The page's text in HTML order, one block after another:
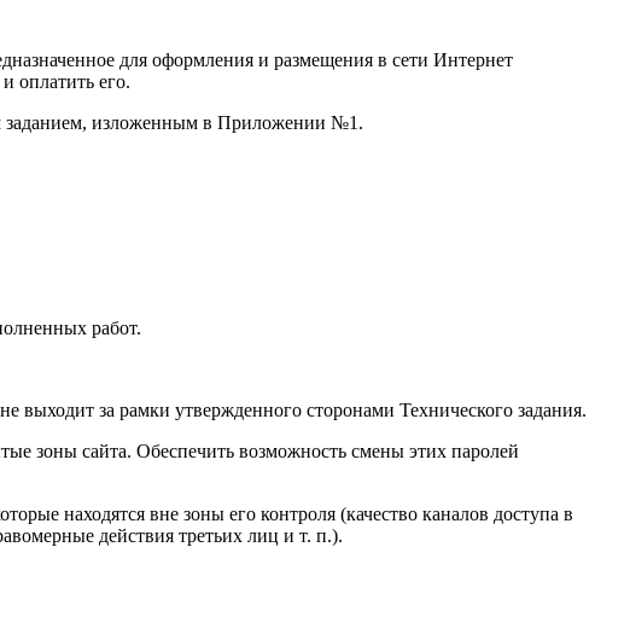
для оформления и размещения в сети Интернет
оплатить его.
заданием, изложенным в Приложении №1.
работ.
выходит за рамки утвержденного сторонами Технического задания.
зоны сайта. Обеспечить возможность смены этих паролей
находятся вне зоны его контроля (качество каналов доступа в
действия третьих лиц и т. п.).